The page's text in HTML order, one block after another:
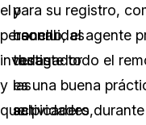
el
personal
investigador
y
que
y
concluidas
todas
las
actividades,
para su registro,
hacerlo, el agente
durante todo el
es una buena
salpicadero